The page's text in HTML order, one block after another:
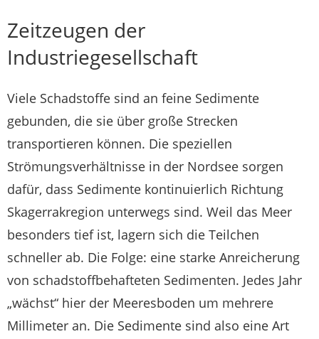
Zeitzeugen der
Industriegesellschaft
Viele Schadstoffe sind an feine Sedimente
gebunden, die sie über große Strecken
transportieren können. Die speziellen
Strömungsverhältnisse in der Nordsee sorgen
dafür, dass Sedimente kontinuierlich Richtung
Skagerrakregion unterwegs sind. Weil das Meer
besonders tief ist, lagern sich die Teilchen
schneller ab. Die Folge: eine starke Anreicherung
von schadstoffbehafteten Sedimenten. Jedes Jahr
„wächst“ hier der Meeresboden um mehrere
Millimeter an. Die Sedimente sind also eine Art